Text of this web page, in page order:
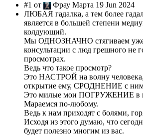
#1 от
Фрау Марта 19 Jun 2024
ЛЮБАЯ гадалка, а тем более
является в большей степени
колдующий.
Мы ОДНОЗНАЧНО стягиваем уже
консультации с люд грешного не
просмотрах.
Ведь что такое просмотр?
Это НАСТРОЙ на волну
открытие ему, СРОДНЕНИЕ с ним
Это милые мои ПОГРУЖЕНИЕ в
Мараемся по-любому.
Ведь к нам приходят с болями,
Исходя из этого думаю, что
будет полезно многим из вас.